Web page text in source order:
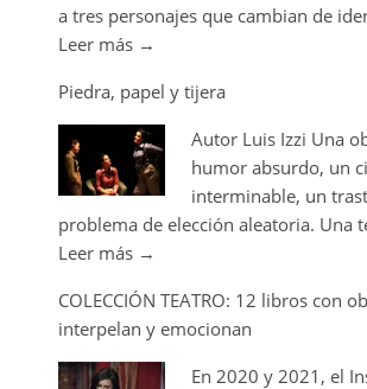
a tres personajes que cambian de
Leer más →
Piedra, papel y tijera
Autor Luis Izzi Una
humor absurdo, un
interminable, un
problema de elección aleatoria. Una
Leer más →
COLECCIÓN TEATRO: 12 libros con
interpelan y emocionan
En 2020 y 2021, el